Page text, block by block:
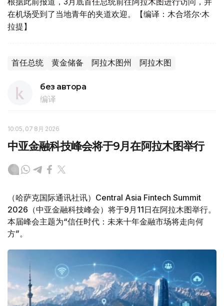
在机场受到了当地青年的夹道欢迎。【编译：木合塔尔·木
拉提】
首任总统 黄金储备 阿拉木图州 阿拉木图
без автора
编译
10:05, 07 8月 2026
中亚金融科技峰会将于9月在阿拉木图举行
（哈萨克国际通讯社讯）Central Asia Fintech Summit
2026（中亚金融科技峰会）将于9月11日在阿拉木图举行。
本届峰会主题为“信任时代：未来十年金融市场将走向何
方”。